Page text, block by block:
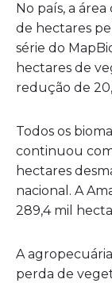
No país, a
de hectares
série do
hectares de
redução de
Todos os
continuou
hectares
nacional. A
289,4 mil
A
perda de